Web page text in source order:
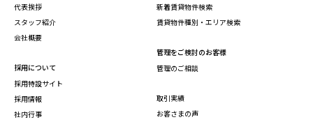
代表挨拶
スタッフ紹介
会社概要
採用について
採用特設サイト
採用情報
社内行事
新着賃貸物件検索
賃貸物件種別・エリア検索
管理をご検討のお客様
管理のご相談
取引実績
お客さまの声